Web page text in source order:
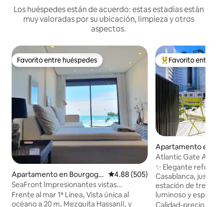
Los huéspedes están de acuerdo: estas estadías están
muy valoradas por su ubicación, limpieza y otros
aspectos.
Favorito entre huéspedes
Favorito entre huéspedes
Apartamento en Bourgogn
e
Calificación promedio: 4.88 de
4.88 (505)
SeaFront Impresionantes vistas
CosyLuxury Apartamento central
Frente al mar 1ª Línea, Vista única al
océano a 20 m, Mezquita HassanII, y
Favorito entre
Favorito entre
Apartamento en
a
Atlantic Gate
✨ Elegante
Casablanca,
estación de tren
luminoso y
83 m² ofrece
Calidad-precio